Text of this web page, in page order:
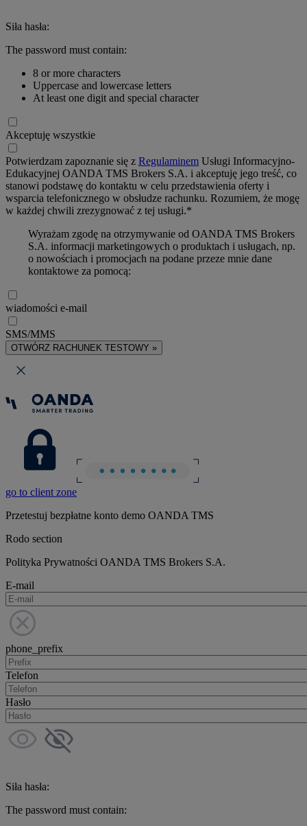
Siła hasła:
The password must contain:
8 or more characters
Uppercase and lowercase letters
At least one digit and special character
Akceptuję wszystkie
Potwierdzam zapoznanie się z Regulaminem Usługi Informacyjno-
Edukacyjnej OANDA TMS Brokers S.A. i akceptuję jego treść, co
stanowi podstawę do kontaktu w celu przedstawienia oferty i
wsparcia telefonicznego w obsłudze rachunku. Rozumiem, że mogę
w każdej chwili zrezygnować z tej usługi.*
Wyrażam zgodę na otrzymywanie od OANDA TMS Brokers
S.A. informacji marketingowych o produktach i usługach, np.
o nowościach i promocjach na podane przeze mnie dane
kontaktowe za pomocą:
wiadomości e-mail
SMS/MMS
OTWÓRZ RACHUNEK TESTOWY »
go to client zone
Przetestuj bezpłatne konto demo OANDA TMS
Rodo section
Polityka Prywatności OANDA TMS Brokers S.A.
E-mail
phone_prefix
Telefon
Hasło
Siła hasła:
The password must contain: